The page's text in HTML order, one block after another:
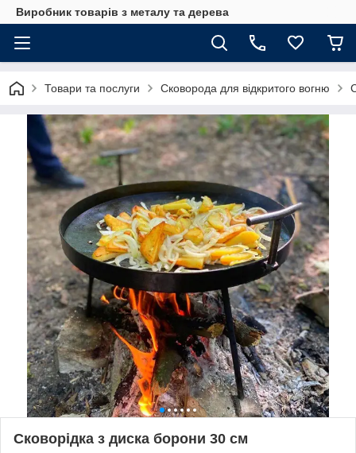
Виробник товарів з металу та дерева
Товари та послуги Сковорода для відкритого вогню
Сковорідка з диска борони 30 см